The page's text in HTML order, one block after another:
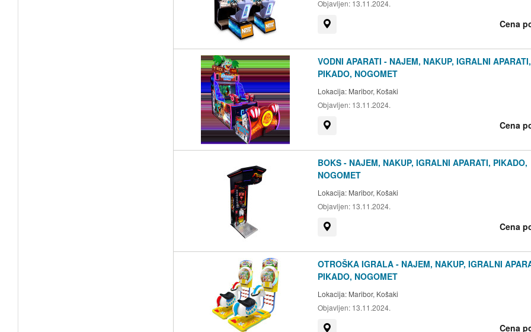
Objavljen: 13.11.2024.
Cena
VODNI APARATI - NAJEM, NAKUP, IGRALNI APARATI,
PIKADO, NOGOMET
Lokacija: Maribor, Košaki
Objavljen: 13.11.2024.
Cena
BOKS - NAJEM, NAKUP, IGRALNI APARATI, PIKADO,
NOGOMET
Lokacija: Maribor, Košaki
Objavljen: 13.11.2024.
Cena
OTROŠKA IGRALA - NAJEM, NAKUP, IGRALNI
PIKADO, NOGOMET
Lokacija: Maribor, Košaki
Objavljen: 13.11.2024.
Cena